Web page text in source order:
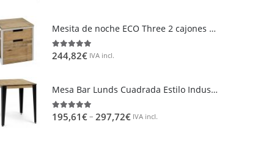
Mesita de noche ECO Three 2 cajones Blanca en madera maciza de pino acabado vintage estilo industrial
5.00 out of 5
244,82€ IVA incl.
Mesa Bar Lunds Cuadrada Estilo Industrial Vintage metal en Negro
5.00 out of 5
195,61€– 297,72€ IVA incl.